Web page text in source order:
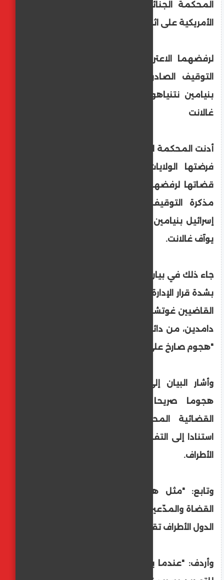
المحكمة الجنائية الدولية تشجب العقوبات
الأمريكية على اثنين من قضاتها
لرفضهما الاعتراضات المقدمة على مذكرة
التوقيف الصادرة بحق رئيس وزراء إسرائيل
بنيامين نتنياهو ووزير دفاعها السابق يوآف
غالانت
أدنت المحكمة الجنائية الدولية العقوبات التي
فرضتها الولايات المتحدة على اثنين من
قضاتها لرفضهما الاعتراضات المقدّمة على
مذكرة التوقيف الصادرة بحق رئيس وزراء
إسرائيل بنيامين نتنياهو ووزير دفاعها السابق
يوآف غالانت.
جاء ذلك في بيان نشرته الخميس، انتقدت فيه
بشدة قرار الإدارة الأمريكية فرض عقوبات على
القاضيين غوتشا لوردكيبانيدزه وإردينبالسورين
دامدين، من دائرة الاستئناف، واصفة إياه بأنه
"هجوم صارخ على حياد المحكمة".
وأشار البيان إلى أن هذه العقوبات تمثّل
هجوما صريحا على استقلال المؤسسة
القضائية المحايدة التي تمارس مهامها
استنادا إلى التفويض الممنوح لها من الدول
الأطراف.
وتابع: "مثل هذه الإجراءات التي تستهدف
القضاة والمدّعين العامين المنتخبين من قبل
الدول الأطراف تقوّض سيادة القانون".
وأردف: "عندما يتعرض العاملون في القضاء